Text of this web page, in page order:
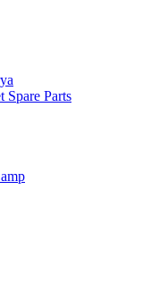
Spare Parts